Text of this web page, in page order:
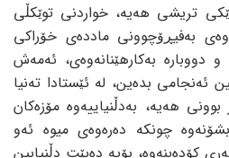
تریشی ھەیە، خواردنی توێکڵی
بەفیڕۆچوونی ماددەی خۆراکی
دووبارە بەکارھێنانەوەی، ئەمەش
ئەنجامی بدەین، لە ئێستادا تەنیا
ھەیە، بەدڵنیاییەوە مۆزەکان
چونکە دەرەوەی میوە ئەو
کۆدەبنەوە، بۆیە دەبێت دڵنیابین